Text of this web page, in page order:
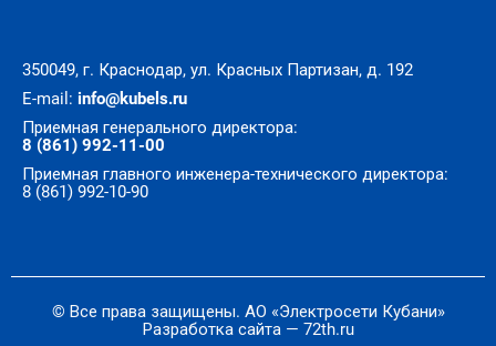
350049, г. Краснодар, ул. Красных Партизан, д. 192
E-mail: info@kubels.ru
Приемная генерального директора:
8 (861) 992-11-00
Приемная главного инженера-технического директора:
8 (861) 992-10-90
© Все права защищены. АО «Электросети Кубани»
Разработка сайта — 72th.ru